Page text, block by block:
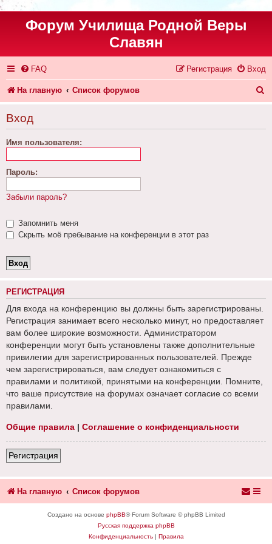
Форум Училища Родной Веры
Славян
FAQ Вход
Регистрация
На главную Список форумов
Вход
Имя пользователя:
Пароль:
Забыли пароль?
Запомнить меня
Скрыть моё пребывание на конференции в этот раз
РЕГИСТРАЦИЯ
Для входа на конференцию вы должны быть зарегистрированы.
Регистрация занимает всего несколько минут, но предоставляет
вам более широкие возможности. Администратором
конференции могут быть установлены также дополнительные
привилегии для зарегистрированных пользователей. Прежде
чем зарегистрироваться, вам следует ознакомиться с
правилами и политикой, принятыми на конференции. Помните,
что ваше присутствие на форумах означает согласие со всеми
правилами.
Общие правила | Соглашение о конфиденциальности
Регистрация
На главную Список форумов
Создано на основе phpBB® Forum Software © phpBB Limited
Русская поддержка phpBB
Конфиденциальность| Правила